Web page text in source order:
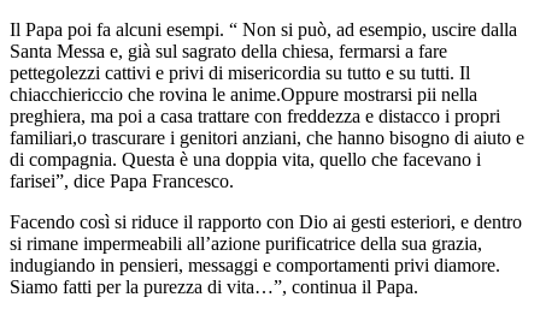
Il Papa poi fa alcuni esempi. “ Non si può, ad esempio, uscire dalla
Santa Messa e, già sul sagrato della chiesa, fermarsi a fare
pettegolezzi cattivi e privi di misericordia su tutto e su tutti. Il
chiacchiericcio che rovina le anime.Oppure mostrarsi pii nella
preghiera, ma poi a casa trattare con freddezza e distacco i propri
familiari,o trascurare i genitori anziani, che hanno bisogno di aiuto e
di compagnia. Questa è una doppia vita, quello che facevano i
farisei”, dice Papa Francesco.
Facendo così si riduce il rapporto con Dio ai gesti esteriori, e dentro
si rimane impermeabili all’azione purificatrice della sua grazia,
indugiando in pensieri, messaggi e comportamenti privi diamore.
Siamo fatti per la purezza di vita…”, continua il Papa.